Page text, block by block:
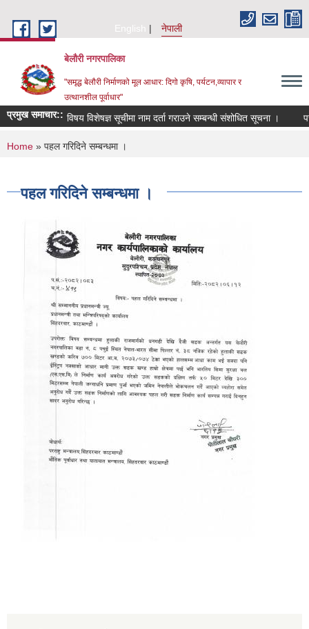
English
नेपाली
बेलौरी नगरपालिका
"समृद्ध बेलौरी निर्माणको मूल आधार: दिगो कृषि, पर्यटन,व्यापार र
उत्थानशील पूर्वाधार"
प्रमुख समाचार::विषय विशेषज्ञ सूचीमा नाम दर्ता गराउने सम्बन्धी संशोधित सूचना ।
You are here
Home » पहल गरिदिने सम्बन्धमा ।
पहल गरिदिने सम्बन्धमा ।